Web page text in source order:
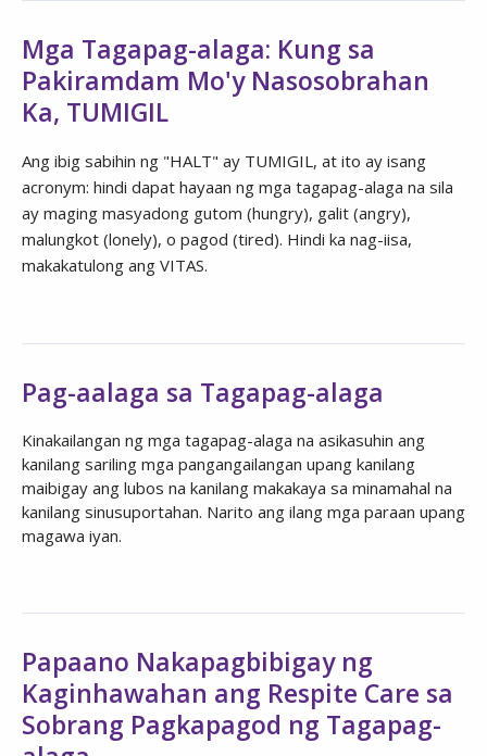
Mga Tagapag-alaga: Kung sa
Pakiramdam Mo'y Nasosobrahan
Ka, TUMIGIL
Ang ibig sabihin ng "HALT" ay TUMIGIL, at ito ay isang
acronym: hindi dapat hayaan ng mga tagapag-alaga na sila
ay maging masyadong gutom (hungry), galit (angry),
malungkot (lonely), o pagod (tired). Hindi ka nag-iisa,
makakatulong ang VITAS.
Pag-aalaga sa Tagapag-alaga
Kinakailangan ng mga tagapag-alaga na asikasuhin ang
kanilang sariling mga pangangailangan upang kanilang
maibigay ang lubos na kanilang makakaya sa minamahal na
kanilang sinusuportahan. Narito ang ilang mga paraan upang
magawa iyan.
Papaano Nakapagbibigay ng
Kaginhawahan ang Respite Care sa
Sobrang Pagkapagod ng Tagapag-